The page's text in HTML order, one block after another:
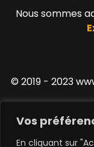
Vos
En cliquant sur
Nous sommes
© 2019 - 2023